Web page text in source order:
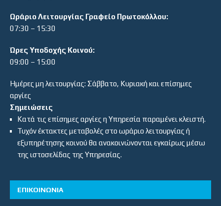
Ωράριο Λειτουργίας Γραφείο Πρωτοκόλλου:
07:30 – 15:30
Ώρες Υποδοχής Κοινού:
09:00 – 15:00
Ημέρες μη λειτουργίας: Σάββατο, Κυριακή και επίσημες
αργίες
Σημειώσεις
Κατά τις επίσημες αργίες η Υπηρεσία παραμένει κλειστή.
Τυχόν έκτακτες μεταβολές στο ωράριο λειτουργίας ή
εξυπηρέτησης κοινού θα ανακοινώνονται εγκαίρως μέσω
της ιστοσελίδας της Υπηρεσίας.
ΕΠΙΚΟΙΝΩΝΙΑ